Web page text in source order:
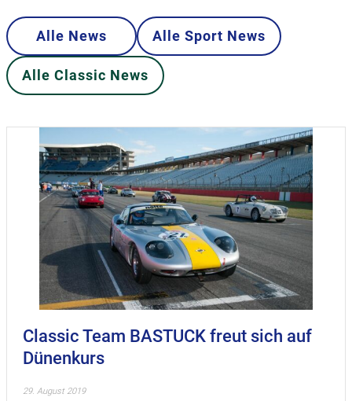
Alle News Alle Sport News
Alle Classic News
Classic Team BASTUCK freut sich auf
Dünenkurs
29. August 2019